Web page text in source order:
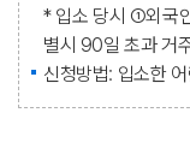
* 입소 당시 ①외국
별시 90일 초과 거
신청방법: 입소한